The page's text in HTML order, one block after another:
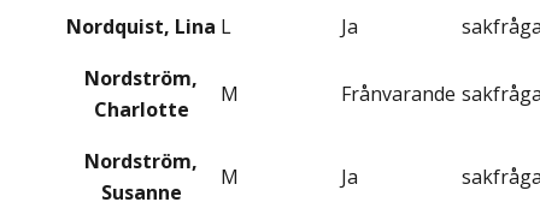
Nordquist, Lina L Ja
Nordström,
Charlotte
M Frånvarande
Nordström,
Susanne
M Ja